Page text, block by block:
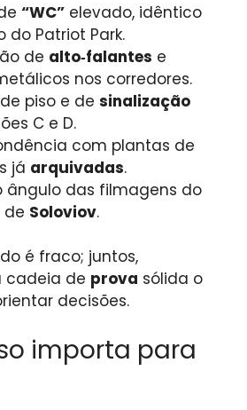
“WC” elevado, idêntico
do Patriot Park.
de alto‑falantes e
nos corredores.
piso e de sinalização
C e D.
com plantas de
já arquivadas.
ângulo das filmagens do
de Soloviov.
é fraco; juntos,
cadeia de prova sólida o
decisões.
importa para